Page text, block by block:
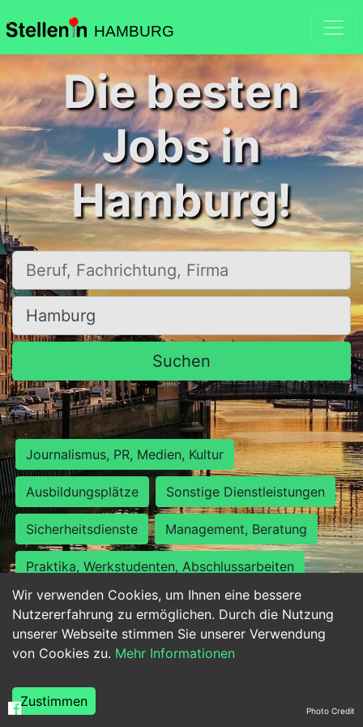
HAMBURG
Wir verwenden Cookies, um Ihnen eine bessere
Nutzererfahrung zu ermöglichen. Durch die Nutzung
unserer Webseite stimmen Sie unserer Verwendung
von Cookies zu. Mehr Informationen
Zustimmen
Die besten
Jobs in
Hamburg!
Beruf, Fachrichtung, Firma
Ort, Stadt
Suchen
Journalismus, PR, Medien, Kultur
Ausbildungsplätze Sonstige Dienstleistungen
Sicherheitsdienste Management, Beratung
Praktika, Werkstudenten, Abschlussarbeiten
Personalwesen Assistenz, Sekretariat
Hilfskräfte, Aushilfs- und Nebenjobs
Weiterbildung, Studium, duale Ausbildung Photo Credit